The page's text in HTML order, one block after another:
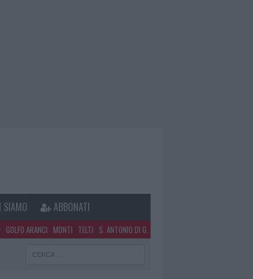
SIAMO ABBONATI
GOLFO ARANCI MONTI TELTI S. ANTONIO DI G.